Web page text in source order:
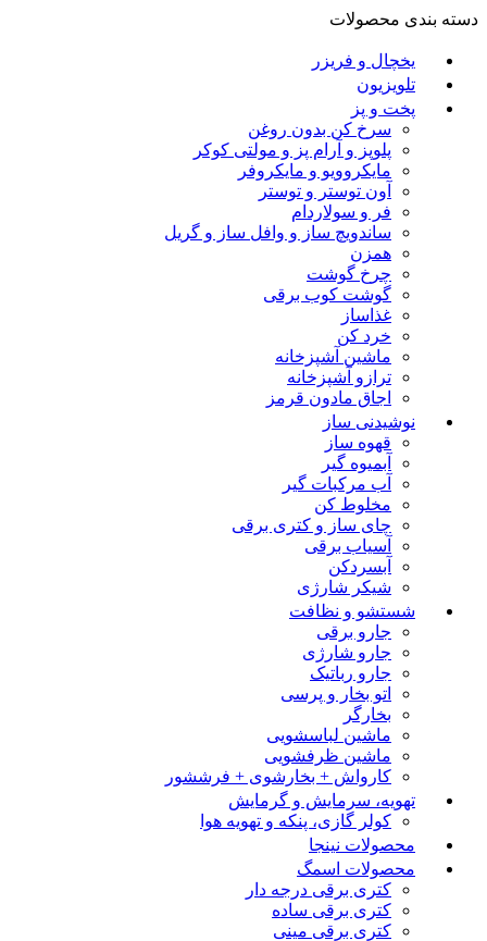
دسته بندی محصولات
یخچال و فریزر
تلویزیون
پخت و پز
سرخ کن بدون روغن
پلوپز و آرام پز و مولتی کوکر
مایکروویو و مایکروفر
آون توستر و توستر
فر و سولاردام
ساندویچ ساز و وافل ساز و گریل
همزن
چرخ گوشت
گوشت کوب برقی
غذاساز
خرد کن
ماشین آشپزخانه
ترازو آشپزخانه
اجاق مادون قرمز
نوشیدنی ساز
قهوه ساز
آبمیوه گیر
آب مرکبات گیر
مخلوط کن
چای ساز و کتری برقی
آسیاب برقی
آبسردکن
شیکر شارژی
شستشو و نظافت
جارو برقی
جارو شارژی
جارو رباتیک
اتو بخار و پرسی
بخارگر
ماشین لباسشویی
ماشین ظرفشویی
کارواش + بخارشوی + فرششور
تهویه، سرمایش و گرمایش
کولر گازی، پنکه و تهویه هوا
محصولات نینجا
محصولات اسمگ
کتری برقی درجه دار
کتری برقی ساده
کتری برقی مینی